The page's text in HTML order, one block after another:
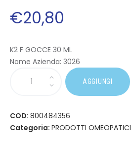
€20,80
K2 F GOCCE 30 ML
Nome Azienda: 3026
AGGIUNGI
COD: 800484356
Categoria: PRODOTTI OMEOPATICI